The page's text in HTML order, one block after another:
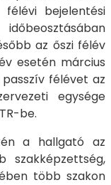
bejelentési
az őszi félév
esetén március
félévet az
egysége
be.
a hallgató az
szakképzettség,
több szakon